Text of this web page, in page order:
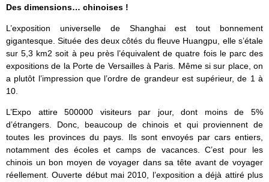
Des dimensions… chinoises !
L’exposition universelle de Shanghai est tout bonnement
gigantesque. Située des deux côtés du fleuve Huangpu, elle s’étale
sur 5,3 km2 soit à peu près l’équivalent de quatre fois le parc des
expositions de la Porte de Versailles à Paris. Même si sur place, on
a plutôt l’impression que l’ordre de grandeur est supérieur, de 1 à
10.
L’Expo attire 500000 visiteurs par jour, dont moins de 5%
d’étrangers. Donc, beaucoup de chinois et qui proviennent de
toutes les provinces du pays. Ils sont envoyés par cars entiers,
notamment des écoles et camps de vacances. C’est pour les
chinois un bon moyen de voyager dans sa tête avant de voyager
réellement. Ouverte début mai 2010, l’exposition a déjà attiré plus